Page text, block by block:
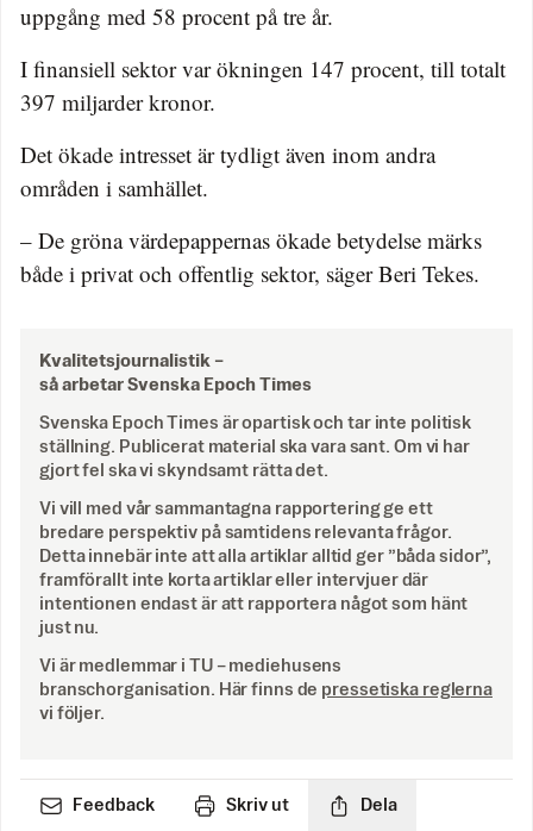
uppgång med 58 procent på tre år.
I finansiell sektor var ökningen 147 procent, till totalt
397 miljarder kronor.
Det ökade intresset är tydligt även inom andra
områden i samhället.
– De gröna värdepappernas ökade betydelse märks
både i privat och offentlig sektor, säger Beri Tekes.
Kvalitetsjournalistik –
så arbetar Svenska Epoch Times
Svenska Epoch Times är opartisk och tar inte politisk
ställning. Publicerat material ska vara sant. Om vi har
gjort fel ska vi skyndsamt rätta det.
Vi vill med vår sammantagna rapportering ge ett
bredare perspektiv på samtidens relevanta frågor.
Detta innebär inte att alla artiklar alltid ger ”båda sidor”,
framförallt inte korta artiklar eller intervjuer där
intentionen endast är att rapportera något som hänt
just nu.
Vi är medlemmar i TU – mediehusens
branschorganisation. Här finns de pressetiska reglerna
vi följer.
Feedback Skriv ut Dela